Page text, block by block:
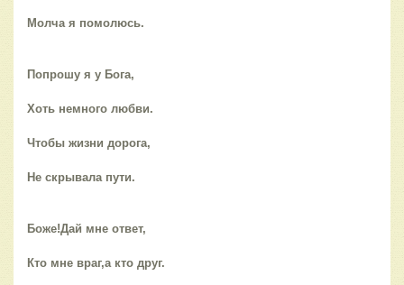
Молча я помолюсь.
Попрошу я у Бога,
Хоть немного любви.
Чтобы жизни дорога,
Не скрывала пути.
Боже!Дай мне ответ,
Кто мне враг,а кто друг.